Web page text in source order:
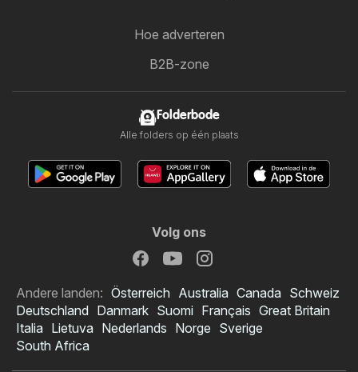
Hoe adverteren
B2B-zone
Folderbode
Alle folders op één plaats
Volg ons
Andere landen: Österreich Australia Canada Schweiz
Deutschland Danmark Suomi Français Great Britain
Italia Lietuva Nederlands Norge Sverige
South Africa